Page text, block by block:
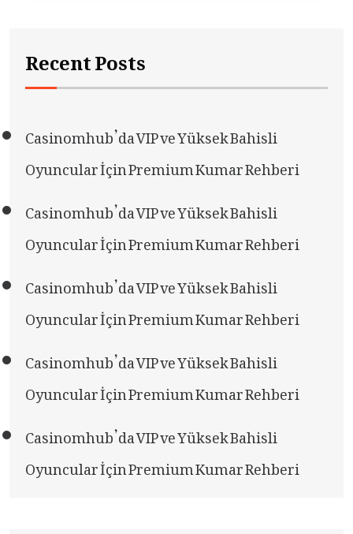
Recent Posts
Casinomhub’da VIP ve Yüksek Bahisli
Oyuncular İçin Premium Kumar Rehberi
Casinomhub’da VIP ve Yüksek Bahisli
Oyuncular İçin Premium Kumar Rehberi
Casinomhub’da VIP ve Yüksek Bahisli
Oyuncular İçin Premium Kumar Rehberi
Casinomhub’da VIP ve Yüksek Bahisli
Oyuncular İçin Premium Kumar Rehberi
Casinomhub’da VIP ve Yüksek Bahisli
Oyuncular İçin Premium Kumar Rehberi